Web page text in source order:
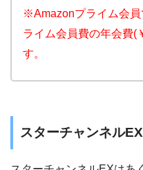
※Amazonプライム会
ライム会員費の年会費(
す。
スターチャンネル